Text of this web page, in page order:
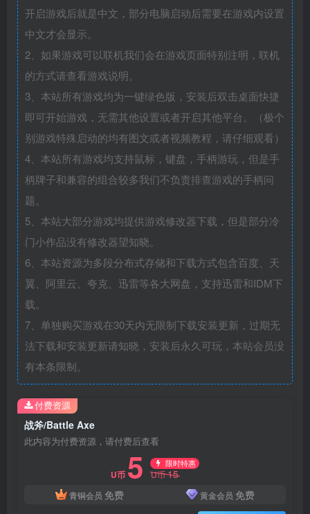
开启游戏后就是中文，部分电脑启动后需要在游戏内设置
中文才会显示。
2、如果游戏可以联机我们会在游戏页面特别注明，联机
的方式请查看游戏说明。
3、本站所有游戏均为一键绿色版，安装后双击桌面快捷
即可开始游戏，无需其他设置或者开启其他平台。（极个
别游戏特殊启动的均有图文或者视频教程，请仔细观看）
4、本站所有游戏均支持鼠标，键盘，手柄游玩，但是手
柄牌子和兼容的组合较多我们不负责排查游戏的手柄问
题。
5、本站大部分游戏均提供游戏修改器下载，但是部分冷
门小作品没有修改器望知晓。
6、本站资源为多段分布式存储和下载方式包含百度、天
翼、阿里云、夸克、迅雷等各大网盘，支持迅雷和IDM下
载。
7、单独购买游戏在30天内无限制下载安装更新，过期无
法下载和安装更新请知晓，安装后永久可玩，本站会员没
有本条限制。
战斧/Battle Axe
此内容为付费资源，请付费后查看
U币 5 限时特惠
U币15
青铜会员 免费 黄金会员 免费
付费资源